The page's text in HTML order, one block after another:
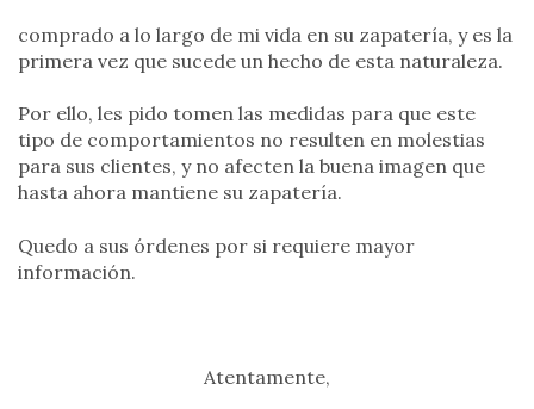
comprado a lo largo de mi vida en su zapatería, y es la
primera vez que sucede un hecho de esta naturaleza.
Por ello, les pido tomen las medidas para que este
tipo de comportamientos no resulten en molestias
para sus clientes, y no afecten la buena imagen que
hasta ahora mantiene su zapatería.
Quedo a sus órdenes por si requiere mayor
información.
Atentamente,